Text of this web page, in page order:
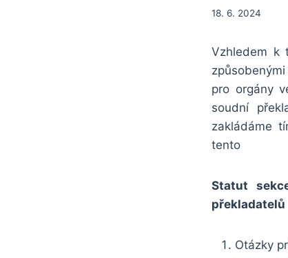
18. 6. 2024
Vzhledem k
pro orgány
soudní
zakládáme
tento
Statut
překladatelů
Otázky